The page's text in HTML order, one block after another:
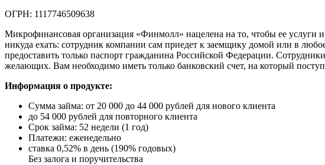
ОГРН: 1117746509638
Микрофинансовая организация «Финмолл» нацелена на то, чтобы ее
никуда ехать: сотрудник компании сам приедет к заемщику домой или в
предоставить только паспорт гражданина Российской Федерации.
желающих. Вам необходимо иметь только банковский счет, на который
Информация о продукте:
Сумма займа: от 20 000 до 44 000 рублей для нового клиента
до 54 000 рублей для повторного клиента
Срок займа: 52 недели (1 год)
Платежи: еженедельно
ставка 0,52% в день (190% годовых)
Без залога и поручительства